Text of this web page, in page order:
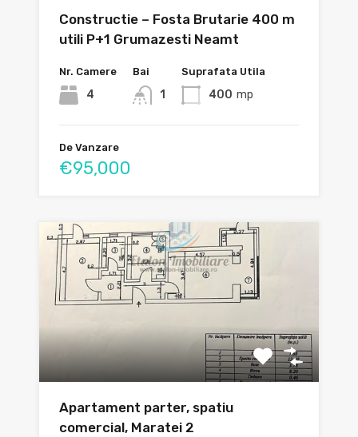
Constructie – Fosta Brutarie 400 m
utili P+1 Grumazesti Neamt
Nr. Camere
4
Bai
1
Suprafata Utila
400 mp
De Vanzare
€95,000
Apartament parter, spatiu
comercial, Maratei 2